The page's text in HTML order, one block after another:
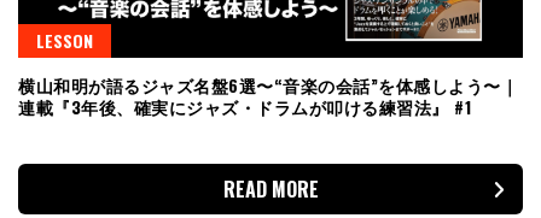
LESSON
横山和明が語るジャズ名盤6選〜“音楽の会話”を体感しよう〜｜
連載『3年後、確実にジャズ・ドラムが叩ける練習法』 #1
READ MORE